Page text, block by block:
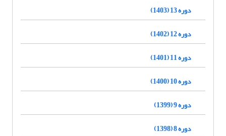
دوره 13 (1403)
دوره 12 (1402)
دوره 11 (1401)
دوره 10 (1400)
دوره 9 (1399)
دوره 8 (1398)